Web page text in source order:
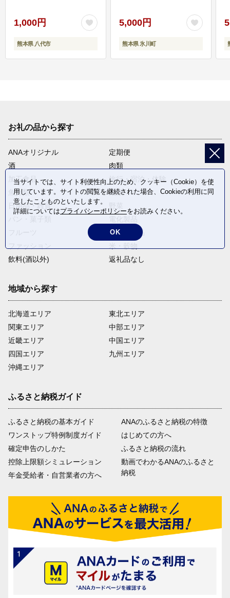
1,000円
熊本県 八代市
5,000円
熊本県 氷川町
お礼の品から探す
ANAオリジナル
定期便
酒
肉類
加工食品
旅行・宿泊・体験
魚介類
麺類
日用品・雑貨
卵・乳製品
飲料(酒以外)
返礼品なし
地域から探す
北海道エリア
関東エリア
近畿エリア
四国エリア
沖縄エリア
東北エリア
中部エリア
中国エリア
九州エリア
ふるさと納税ガイド
ふるさと納税の基本ガイド
ワンストップ特例制度ガイド
確定申告のしかた
控除上限額シミュレーション
年金受給者・自営業者の方へ
ANAのふるさと納税の特徴
はじめての方へ
ふるさと納税の流れ
動画でわかるANAのふるさと
納税
当サイトでは、サイト利便性向上のため、クッキー（Cookie）を使
用しています。サイトの閲覧を継続された場合、Cookieの利用に同
意したことものといたします。
詳細についてはプライバシーポリシーをお読みください。
OK